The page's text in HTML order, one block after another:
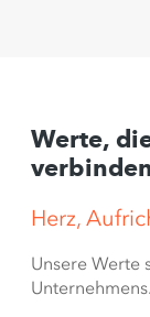
Werte,
Herz,
Unsere Werte
Unternehmens.